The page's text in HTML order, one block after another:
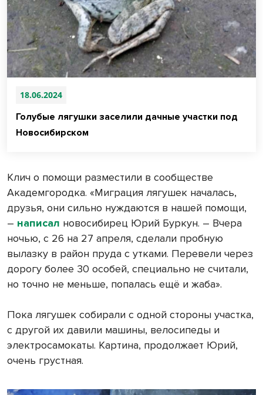
18.06.2024
Голубые лягушки заселили дачные участки под
Новосибирском
Клич о помощи разместили в сообществе
Академгородка. «Миграция лягушек началась,
друзья, они сильно нуждаются в нашей помощи,
– написал новосибирец Юрий Буркун. – Вчера
ночью, с 26 на 27 апреля, сделали пробную
вылазку в район пруда с утками. Перевели через
дорогу более 30 особей, специально не считали,
но точно не меньше, попалась ещё и жаба».
Пока лягушек собирали с одной стороны участка,
с другой их давили машины, велосипеды и
электросамокаты. Картина, продолжает Юрий,
очень грустная.